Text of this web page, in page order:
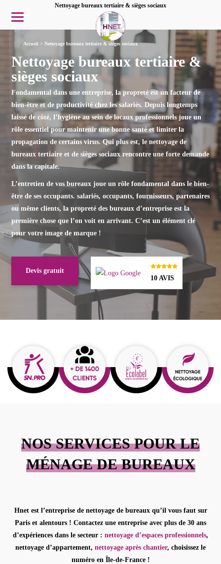
Nettoyage bureaux tertiaire & sièges sociaux
Nettoyage bureaux tertiaire &
sièges sociaux
Fondamental dans une entreprise, la propreté est un facteur de
bien-être et de productivitéchez les salariés. Depuis longtemps
laissé de côté, l’hygiène au sein de locaux professionnels joue un
rôle essentiel pour maintenir une bonne santé et limiter la
propagation de certains virus. Qui plus est, lenettoyage de
bureaux tertiaire et de sièges sociauxrencontre une forte demande
dans la capitale.
L’entretien de vos bureaux joue un rôle fondamental dans le bien-
être de ses occupants. salariés, occupants, fournisseurs, partenaires
ou même clients, la propreté des bureaux d’entreprise est la
première chose que l’on voit en arrivant. C’est un élément clé
pour votre image de marque !
Devis gratuit
10 AVIS
Accueil > Nettoyage bureaux tertiaire & sièges sociaux
NOS SERVICES POUR LE
MÉNAGE DE BUREAUX
Hnet est l’entreprise de nettoyage de bureauxqu’il vous faut sur
Paris et alentours ! Contactez une entreprise avec plus de 30 ans
d’expériences dans le secteur : nettoyage d’espaces professionnels,
nettoyage d’appartement, nettoyage après chantier, choisissez le
numéro en Île-de-France !